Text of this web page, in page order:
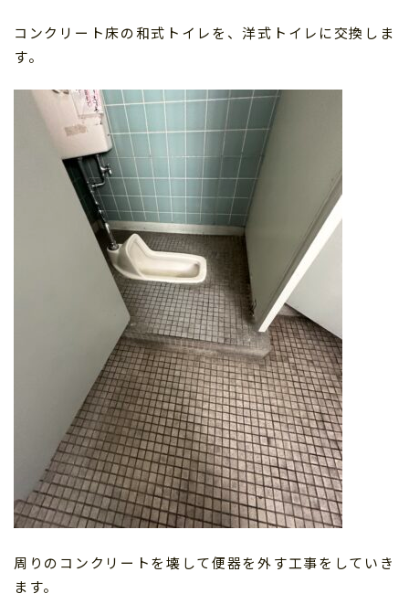
コンクリート床の和式トイレを、洋式トイレに交換しま
す。
周りのコンクリートを壊して便器を外す工事をしていき
ます。